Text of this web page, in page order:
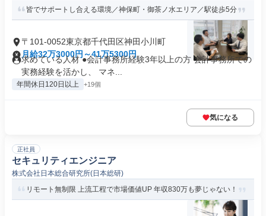
皆でサポートし合える環境／神保町・御茶ノ水エリア／駅徒歩5分
〒101-0052東京都千代田区神田小川町
月給32万3000円～41万5300円
求めている人材 ●会計事務所経験3年以上の方 会計事務所での
実務経験を活かし、 マネ...
年間休日120日以上 +19個
気になる
正社員
セキュリティエンジニア
株式会社日本総合研究所(日本総研)
リモート無制限 上流工程で市場価値UP 年収830万も夢じゃない！